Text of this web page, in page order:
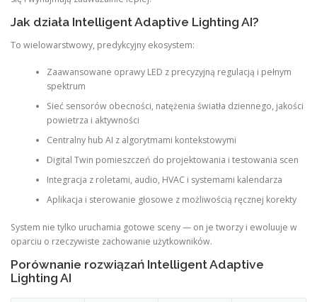
Jak działa Intelligent Adaptive Lighting AI?
To wielowarstwowy, predykcyjny ekosystem:
Zaawansowane oprawy LED z precyzyjną regulacją i pełnym
spektrum
Sieć sensorów obecności, natężenia światła dziennego, jakości
powietrza i aktywności
Centralny hub AI z algorytmami kontekstowymi
Digital Twin pomieszczeń do projektowania i testowania scen
Integracja z roletami, audio, HVAC i systemami kalendarza
Aplikacja i sterowanie głosowe z możliwością ręcznej korekty
System nie tylko uruchamia gotowe sceny — on je tworzy i ewoluuje w
oparciu o rzeczywiste zachowanie użytkowników.
Porównanie rozwiązań Intelligent Adaptive
Lighting AI